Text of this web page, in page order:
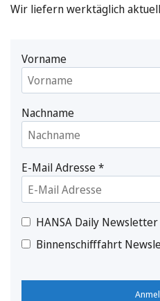
Wir liefern werktäglich
Vorname
Nachname
E-Mail Adresse*
HANSA Daily Newsletter
Binnenschifffahrt